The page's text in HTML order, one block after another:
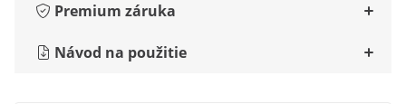
Premium záruka
Návod na použitie